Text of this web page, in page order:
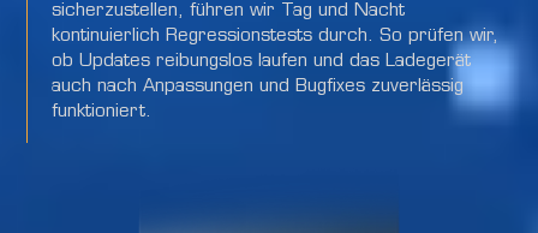
sicherzustellen, führen wir Tag und Nacht
kontinuierlich Regressionstests durch. So prüfen wir,
ob Updates reibungslos laufen und das Ladegerät
auch nach Anpassungen und Bugfixes zuverlässig
funktioniert.